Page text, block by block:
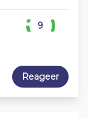
9
Reageer